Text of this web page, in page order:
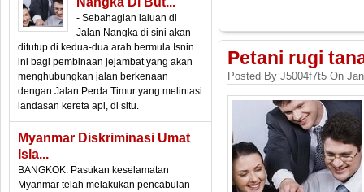
- Sebahagian laluan di
Jalan Nangka di sini akan
ditutup di kedua-dua arah bermula Isnin
ini bagi pembinaan jejambat yang akan
menghubungkan jalan berkenaan
dengan Jalan Perda Timur yang melintasi
landasan kereta api, di situ.
Myanmar Diskriminasi Umat
Isla...
BANGKOK: Pasukan keselamatan
Myanmar telah melakukan pencabulan
Petani rugi
Posted By J5004f7t5 On